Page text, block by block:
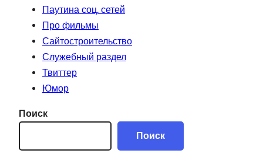
Паутина соц. сетей
Про фильмы
Сайтостроительство
Служебный раздел
Твиттер
Юмор
Поиск
Поиск